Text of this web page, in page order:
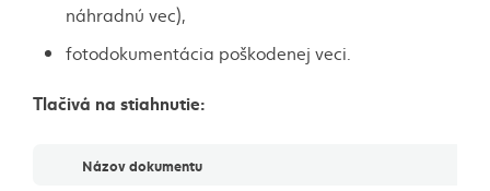
náhradnú vec),
fotodokumentácia poškodenej veci.
Tlačivá na stiahnutie:
DokumentyNázov dokumentu